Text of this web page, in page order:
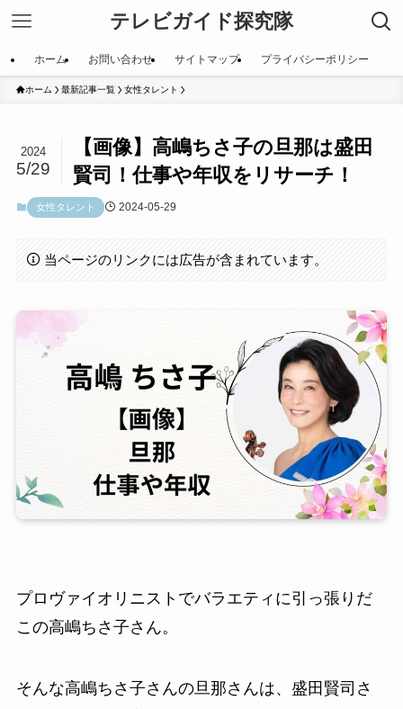
テレビガイド探究隊
ホーム お問い合わせ サイトマップ プライバシーポリシー
ホーム 最新記事一覧 女性タレント
【画像】高嶋ちさ子の旦那は盛田
賢司！仕事や年収をリサーチ！
2024
5/29
女性タレント 2024-05-29
当ページのリンクには広告が含まれています。
プロヴァイオリニストでバラエティに引っ張りだ
この高嶋ちさ子さん。
そんな高嶋ちさ子さんの旦那さんは、盛田賢司さ